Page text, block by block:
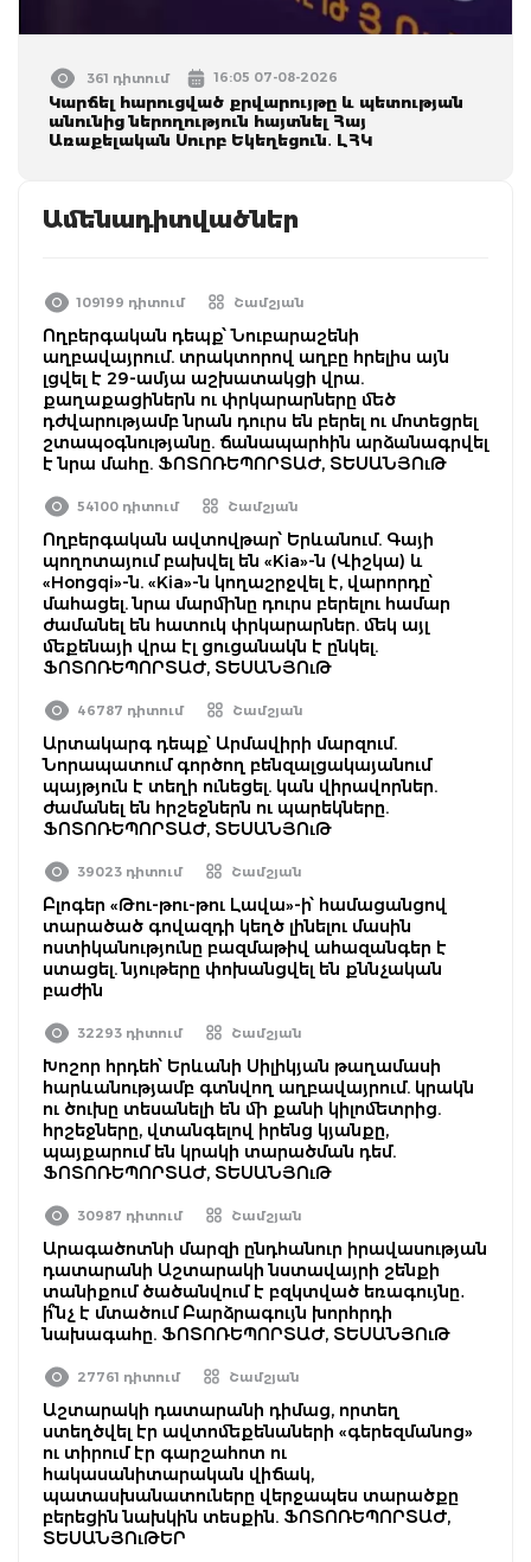
361 դիտում 16:05 07-08-2026
Կարճել հարուցված քրվարույթը և պետության
անունից ներողություն հայտնել Հայ
Առաքելական Սուրբ Եկեղեցուն․ ԼՀԿ
Ամենադիտվածներ
109199 դիտում Շամշյան
Ողբերգական դեպք՝ Նուբարաշենի
աղբավայրում. տրակտորով աղբը հրելիս այն
լցվել է 29-ամյա աշխատակցի վրա.
քաղաքացիներն ու փրկարարները մեծ
դժվարությամբ նրան դուրս են բերել ու մոտեցրել
շտապօգնությանը. ճանապարհին արձանագրվել
է նրա մահը. ՖՈՏՈՌԵՊՈՐՏԱԺ, ՏԵՍԱՆՅՈւԹ
54100 դիտում Շամշյան
Ողբերգական ավտովթար՝ Երևանում. Գայի
պողոտայում բախվել են «Kia»-ն (Վիշկա) և
«Hongqi»-ն. «Kia»-ն կողաշրջվել է, վարորդը՝
մահացել. նրա մարմինը դուրս բերելու համար
ժամանել են հատուկ փրկարարներ. մեկ այլ
մեքենայի վրա էլ ցուցանակն է ընկել.
ՖՈՏՈՌԵՊՈՐՏԱԺ, ՏԵՍԱՆՅՈւԹ
46787 դիտում Շամշյան
Արտակարգ դեպք՝ Արմավիրի մարզում.
Նորապատում գործող բենզալցակայանում
պայթյուն է տեղի ունեցել. կան վիրավորներ.
ժամանել են հրշեջներն ու պարեկները.
ՖՈՏՈՌԵՊՈՐՏԱԺ, ՏԵՍԱՆՅՈւԹ
39023 դիտում Շամշյան
Բլոգեր «Թու-թու-թու Լավա»-ի՝ համացանցով
տարածած գովազդի կեղծ լինելու մասին
ոստիկանությունը բազմաթիվ ահազանգեր է
ստացել. նյութերը փոխանցվել են քննչական
բաժին
32293 դիտում Շամշյան
Խոշոր հրդեհ՝ Երևանի Սիլիկյան թաղամասի
հարևանությամբ գտնվող աղբավայրում. կրակն
ու ծուխը տեսանելի են մի քանի կիլոմետրից.
հրշեջները, վտանգելով իրենց կյանքը,
պայքարում են կրակի տարածման դեմ.
ՖՈՏՈՌԵՊՈՐՏԱԺ, ՏԵՍԱՆՅՈւԹ
30987 դիտում Շամշյան
Արագածոտնի մարզի ընդհանուր իրավասության
դատարանի Աշտարակի նստավայրի շենքի
տանիքում ծածանվում է բզկտված եռագույնը․
ի՞նչ է մտածում Բարձրագույն խորհրդի
նախագահը. ՖՈՏՈՌԵՊՈՐՏԱԺ, ՏԵՍԱՆՅՈւԹ
27761 դիտում Շամշյան
Աշտարակի դատարանի դիմաց, որտեղ
ստեղծվել էր ավտոմեքենաների «գերեզմանոց»
ու տիրում էր գարշահոտ ու
հակասանիտարական վիճակ,
պատասխանատուները վերջապես տարածքը
բերեցին նախկին տեսքին. ՖՈՏՈՌԵՊՈՐՏԱԺ,
ՏԵՍԱՆՅՈւԹԵՐ